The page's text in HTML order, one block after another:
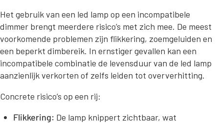
Het gebruik van een led lamp op een incompatibele
dimmer brengt meerdere risico’s met zich mee. De meest
voorkomende problemen zijn flikkering, zoemgeluiden en
een beperkt dimbereik. In ernstiger gevallen kan een
incompatibele combinatie de levensduur van de led lamp
aanzienlijk verkorten of zelfs leiden tot oververhitting.
Concrete risico’s op een rij:
Flikkering: De lamp knippert zichtbaar, wat